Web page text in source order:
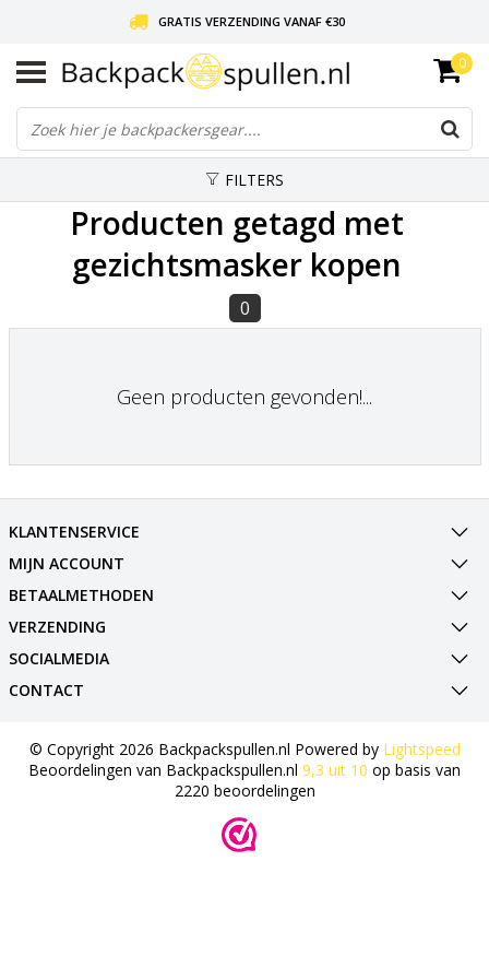
GRATIS VERZENDING VANAF €30
LIEFDE VOOR BACKPACKEN!
30 DAGEN GRATIS RETOUR
0
FILTERS
Producten getagd met
gezichtsmasker kopen
0
Geen producten gevonden!...
KLANTENSERVICE
MIJN ACCOUNT
BETAALMETHODEN
VERZENDING
SOCIALMEDIA
CONTACT
© Copyright 2026 Backpackspullen.nl Powered by Lightspeed
Beoordelingen van Backpackspullen.nl 9,3 uit 10 op basis van
2220 beoordelingen